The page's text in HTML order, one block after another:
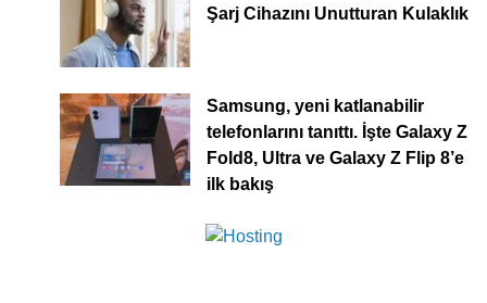
Şarj Cihazını Unutturan Kulaklık
Samsung, yeni katlanabilir
telefonlarını tanıttı. İşte Galaxy Z
Fold8, Ultra ve Galaxy Z Flip 8’e
ilk bakış